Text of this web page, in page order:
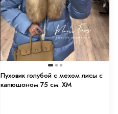
Пуховик голубой с мехом лисы с
капюшоном 75 см. XM